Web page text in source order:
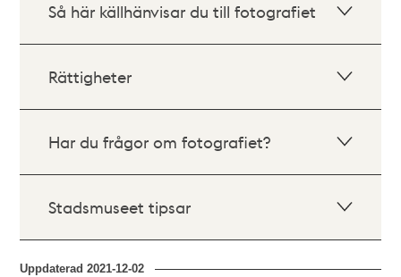
Så här källhänvisar du till fotografiet
Rättigheter
Har du frågor om fotografiet?
Stadsmuseet tipsar
Uppdaterad2021-12-02